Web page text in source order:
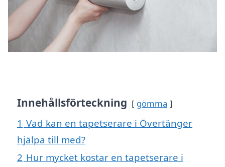
Innehållsförteckning gömma
1 Vad kan en tapetserare i Övertänger
hjälpa till med?
2 Hur mycket kostar en tapetserare i